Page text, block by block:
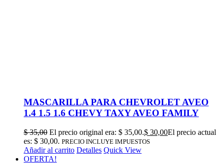
MASCARILLA PARA CHEVROLET AVEO
1.4 1.5 1.6 CHEVY TAXY AVEO FAMILY
$35,00 El precio original era: $ 35,00.$ 30,00El precio actual
es: $ 30,00. PRECIO INCLUYE IMPUESTOS
Añadir al carrito Detalles Quick View
OFERTA!